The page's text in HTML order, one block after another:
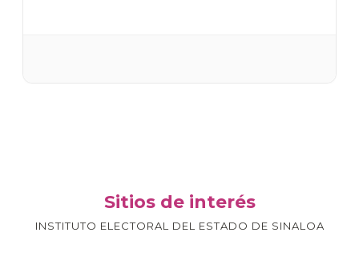
Sitios de interés
INSTITUTO ELECTORAL DEL ESTADO DE SINALOA